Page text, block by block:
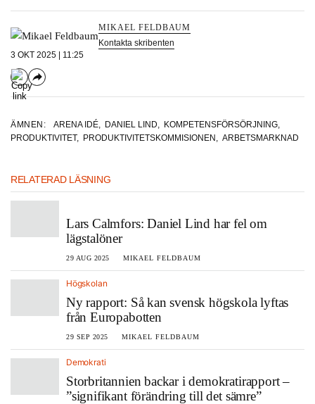
MIKAEL FELDBAUM
Kontakta skribenten
3 OKT 2025 | 11:25
ÄMNEN: ARENA IDÉ, DANIEL LIND, KOMPETENSFÖRSÖRJNING,
PRODUKTIVITET, PRODUKTIVITETSKOMMISIONEN , ARBETSMARKNAD
RELATERAD LÄSNING
Lars Calmfors: Daniel Lind har fel om
lägstalöner
29 AUG 2025 MIKAEL FELDBAUM
Högskolan
Ny rapport: Så kan svensk högskola lyftas
från Europabotten
29 SEP 2025 MIKAEL FELDBAUM
Demokrati
Storbritannien backar i demokratirapport –
”signifikant förändring till det sämre”